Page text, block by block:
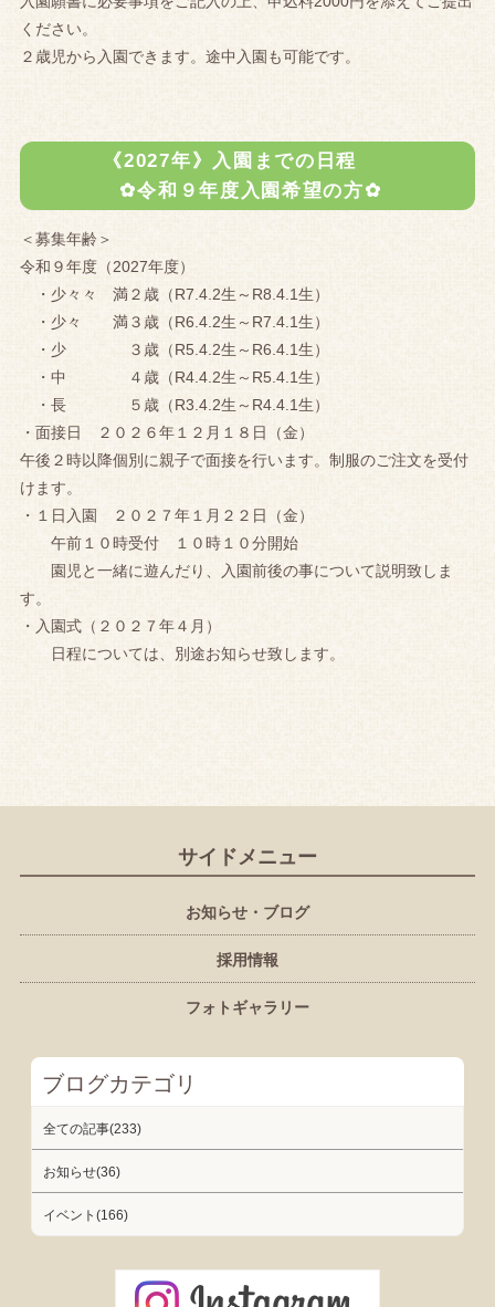
ください。
２歳児から入園できます。途中入園も可能です。
《2027年》入園までの日程
✿令和９年度入園希望の方✿
＜募集年齢＞
令和９年度（2027年度）
・少々々 満２歳（R7.4.2生～R8.4.1生）
・少々 満３歳（R6.4.2生～R7.4.1生）
・少 ３歳（R5.4.2生～R6.4.1生）
・中 ４歳（R4.4.2生～R5.4.1生）
・長 ５歳（R3.4.2生～R4.4.1生）
・面接日 ２０２６年１２月１８日（金）
午後２時以降個別に親子で面接を行います。制服のご注文を受付
けます。
・１日入園 ２０２７年１月２２日（金）
午前１０時受付 １０時１０分開始
園児と一緒に遊んだり、入園前後の事について説明致しま
す。
・入園式（２０２７年４月）
日程については、別途お知らせ致します。
サイドメニュー
お知らせ・ブログ
採用情報
フォトギャラリー
ブログカテゴリ
全ての記事(233)
お知らせ(36)
イベント(166)